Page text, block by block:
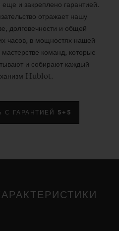
и закреплено гарантией.
отражает нашу
долговечности и общей
часов, в мощностях нашей
команд, которые
и собирают каждый
Hublot.
С ГАРАНТИЕЙ 5+5